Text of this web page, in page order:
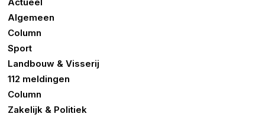
Algemeen
Column
Sport
Landbouw & Visserij
112 meldingen
Column
Zakelijk & Politiek